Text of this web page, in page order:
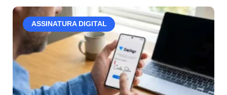
ASSINATURA DIGITAL